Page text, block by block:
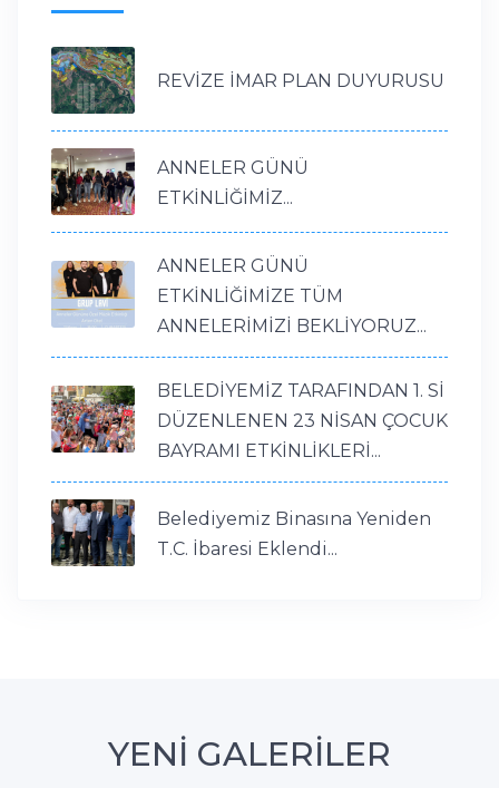
REVİZE İMAR PLAN DUYURUSU
ANNELER GÜNÜ
ETKİNLİĞİMİZ...
ANNELER GÜNÜ
ETKİNLİĞİMİZE TÜM
ANNELERİMİZİ BEKLİYORUZ...
BELEDİYEMİZ TARAFINDAN 1. Sİ
DÜZENLENEN 23 NİSAN ÇOCUK
BAYRAMI ETKİNLİKLERİ...
Belediyemiz Binasına Yeniden
T.C. İbaresi Eklendi...
YENİ GALERİLER